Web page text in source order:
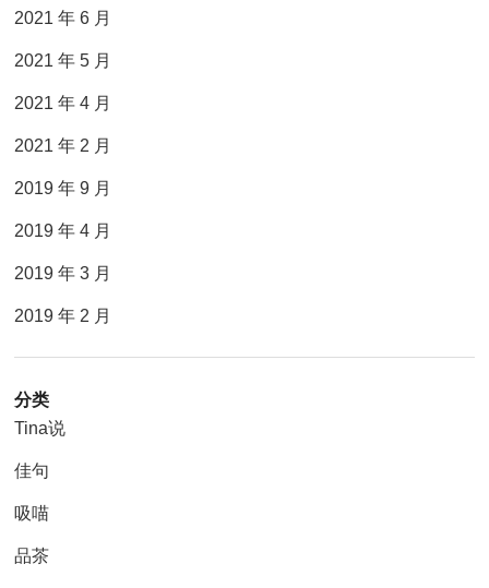
2021 年 6 月
2021 年 5 月
2021 年 4 月
2021 年 2 月
2019 年 9 月
2019 年 4 月
2019 年 3 月
2019 年 2 月
分类
Tina说
佳句
吸喵
品茶